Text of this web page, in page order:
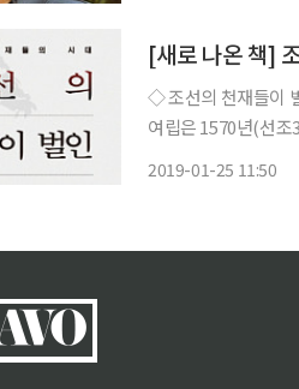
[새로 나온 책]
◇ 조선의 천재들이 벌인
여립은 1570년(선조
2019-01-25 11:50